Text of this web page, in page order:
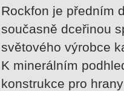
Rockfon je předním
současně dceřinou
světového výrobce
K minerálním
konstrukce pro